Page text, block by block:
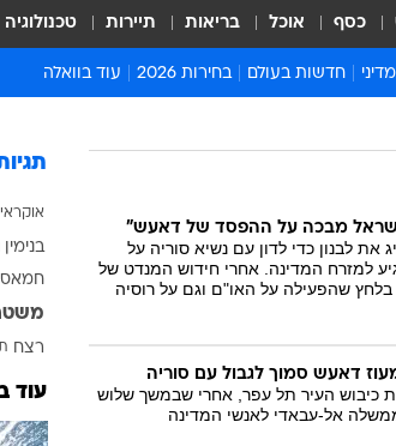
כסף אוכל בריאות תיירות טכנולוגיה
חדשות בעולם
אירופה
אסיה והפסיפיק
אפריקה
בחירות 2026 עוד בוואלה
סרי ושלזינגר
מדע וסביבה
הנחיות פיקוד
לוח חופשות וחגים
מבכה על ההפסד של דאעש"
את לבנון כדי לדון עם נשיא סוריה על
למזרח המדינה. אחרי חידוש המנדט של
בלחץ שהפעילה על האו"ם וגם על רוסיה
דאעש סמוך לגבול עם סוריה
כיבוש העיר תל עפר, אחרי שבמשך שלוש
אל-עבאדי לאנשי המדינה
בנימין
חמאס
רצח
עוד